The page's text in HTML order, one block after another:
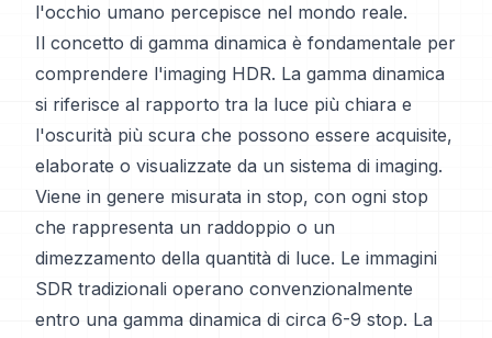
l'occhio umano percepisce nel mondo reale.
Il concetto di gamma dinamica è fondamentale per
comprendere l'imaging HDR. La gamma dinamica
si riferisce al rapporto tra la luce più chiara e
l'oscurità più scura che possono essere acquisite,
elaborate o visualizzate da un sistema di imaging.
Viene in genere misurata in stop, con ogni stop
che rappresenta un raddoppio o un
dimezzamento della quantità di luce. Le immagini
SDR tradizionali operano convenzionalmente
entro una gamma dinamica di circa 6-9 stop. La